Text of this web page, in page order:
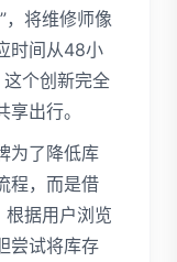
，将维修师像
时间从48小
个创新完全
出行。
为了降低库
程，而是借
根据用户浏览
尝试将库存